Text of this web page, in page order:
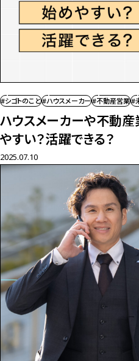
#シゴトのこと#ハウスメーカー#不動産営業#
ハウスメーカーや不動
やすい？活躍できる？
2025.07.10